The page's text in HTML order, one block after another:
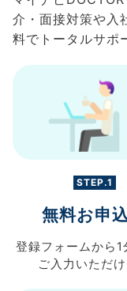
介・面接対策や入
料でトータルサポ
STEP.1
無料お申
登録フォームから 1
ご入力 いただ